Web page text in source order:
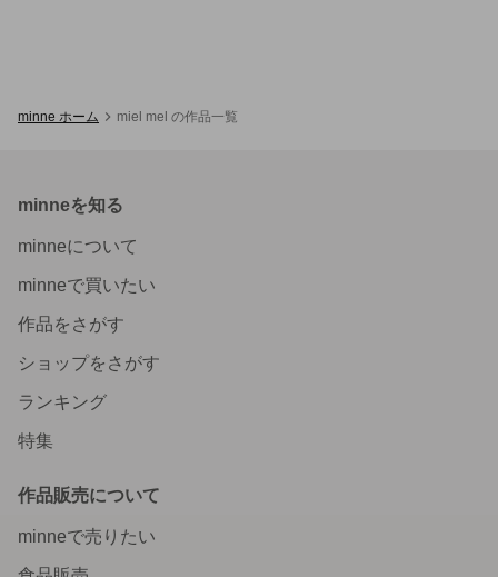
minne ホーム miel mel の作品一覧
minneを知る
minneについて
minneで買いたい
作品をさがす
ショップをさがす
ランキング
特集
作品販売について
minneで売りたい